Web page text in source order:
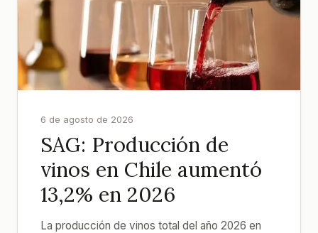
6 de agosto de 2026
SAG: Producción de
vinos en Chile aumentó
13,2% en 2026
La producción de vinos total del año 2026 en